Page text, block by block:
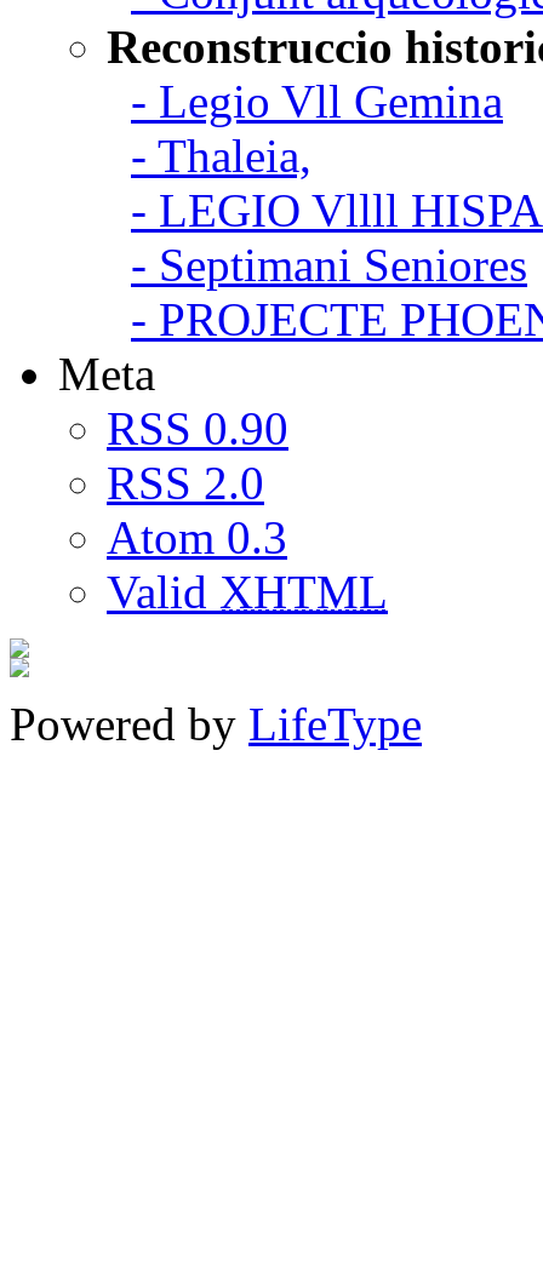
Reconstruccio
- Legio Vll Gemina
- Thaleia,
- LEGIO Vllll
- Septimani Seniores
- PROJECTE
Meta
RSS 0.90
RSS 2.0
Atom 0.3
Valid XHTML
Powered by LifeType